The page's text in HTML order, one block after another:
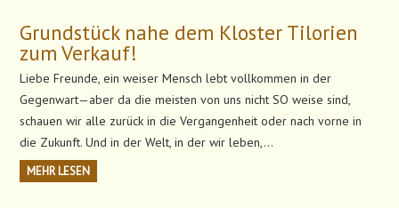
Grundstück nahe dem Kloster Tilorien
zum Verkauf!
Liebe Freunde, ein weiser Mensch lebt vollkommen in der
Gegenwart—aber da die meisten von uns nicht SO weise sind,
schauen wir alle zurück in die Vergangenheit oder nach vorne in
die Zukunft. Und in der Welt, in der wir leben,…
MEHR LESEN